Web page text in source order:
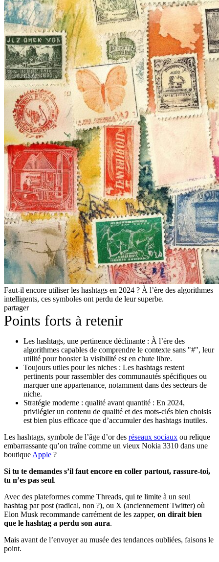
Faut-il encore utiliser les hashtags en 2024 ? À l’ère des algorithmes
intelligents, ces symboles ont perdu de leur superbe.
partager
Points forts à retenir
Les hashtags, une pertinence déclinante : À l’ère des
algorithmes capables de comprendre le contexte sans "#", leur
utilité pour booster la visibilité est en chute libre.
Toujours utiles pour les niches : Les hashtags restent
pertinents pour rassembler des communautés spécifiques ou
marquer une appartenance, notamment dans des secteurs de
niche.
Stratégie moderne : qualité avant quantité : En 2024,
privilégier un contenu de qualité et des mots-clés bien choisis
est bien plus efficace que d’accumuler des hashtags inutiles.
Les hashtags, symbole de l’âge d’or des réseaux sociaux ou relique
embarrassante qu’on traîne comme un vieux Nokia 3310 dans une
boutique Apple ?
Si tu te demandes s’il faut encore en coller partout, rassure-toi,
tu n’es pas seul.
Avec des plateformes comme Threads, qui te limite à un seul
hashtag par post (radical, non ?), ou X (anciennement Twitter) où
Elon Musk recommande carrément de les zapper, on dirait bien
que le hashtag a perdu son aura.
Mais avant de l’envoyer au musée des tendances oubliées, faisons le
point.